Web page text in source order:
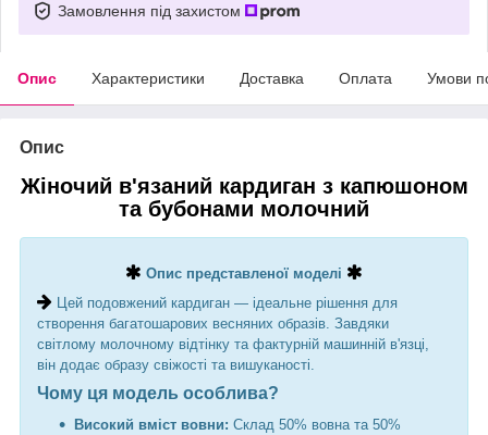
Замовлення під захистом
Опис Характеристики Доставка Оплата Умови
Опис
Жіночий в'язаний кардиган з капюшоном
та бубонами молочний
Опис представленої моделі
Цей подовжений кардиган — ідеальне рішення для
створення багатошарових весняних образів. Завдяки
світлому молочному відтінку та фактурній машинній в'язці,
він додає образу свіжості та вишуканості.
Чому ця модель особлива?
Високий вміст вовни: Склад 50% вовна та 50%